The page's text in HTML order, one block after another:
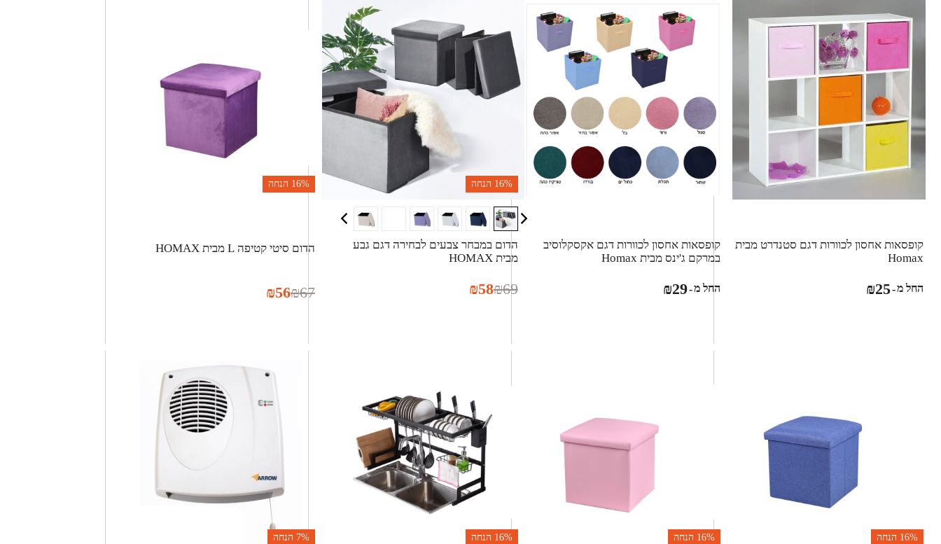
קופסאות אחסון לכוורות דגם סטנדרט מבית
Homax
החל מ-
₪25
קופסאות אחסון לכוורות דגם אקסקלוסיב
במרקם ג'ינס מבית Homax
החל מ-
₪29
16% הנחה
הדום במבחר צבעים לבחירה דגם גבע
מבית HOMAX
₪69
₪58
16% הנחה
הדום סיטי קטיפה L מבית HOMAX
₪67
₪56
16% הנחה 16% הנחה 16% הנחה 7% הנחה